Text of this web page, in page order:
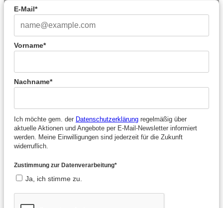
E-Mail*
Vorname*
Nachname*
Ich möchte gem. der Datenschutzerklärung regelmäßig über
aktuelle Aktionen und Angebote per E-Mail-Newsletter informiert
werden. Meine Einwilligungen sind jederzeit für die Zukunft
widerruflich.
Zustimmung zur Datenverarbeitung*
Ja, ich stimme zu.